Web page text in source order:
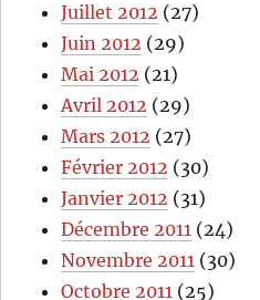
Juillet 2012 (27)
Juin 2012 (29)
Mai 2012 (21)
Avril 2012 (29)
Mars 2012 (27)
Février 2012 (30)
Janvier 2012 (31)
Décembre 2011 (24)
Novembre 2011 (30)
Octobre 2011 (25)